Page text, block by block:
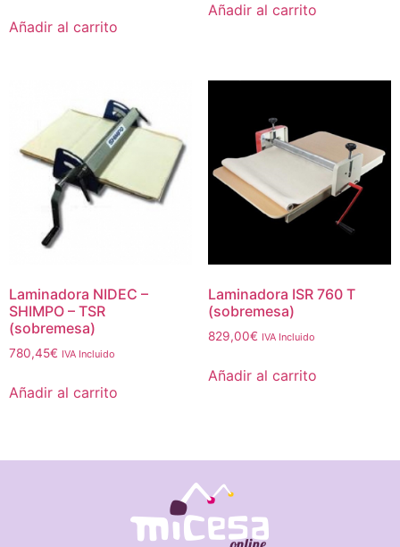
Añadir al carrito
Añadir al carrito
Laminadora NIDEC –
SHIMPO – TSR
(sobremesa)
780,45€ IVA Incluido
Añadir al carrito
Laminadora ISR 760 T
(sobremesa)
829,00€ IVA Incluido
Añadir al carrito